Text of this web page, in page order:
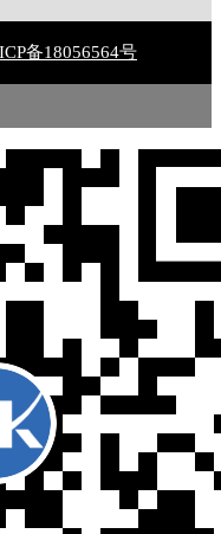
备18056564号